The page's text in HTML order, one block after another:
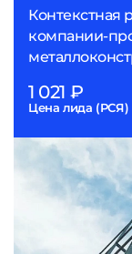
Контекстная
компании-
1 021 ₽
Цена лида (РСЯ)